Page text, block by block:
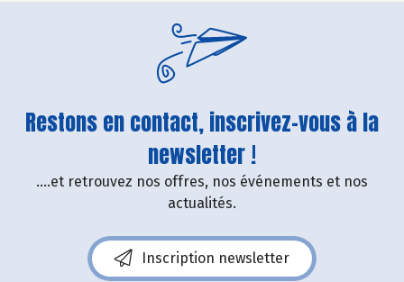
Restons en contact, inscrivez-vous à la
newsletter !
....et retrouvez nos offres, nos événements et nos
actualités.
Inscription newsletter